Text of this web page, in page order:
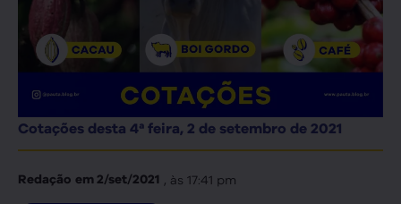
Cotações desta 4ª feira, 2 de setembro de 2021
Redação em 2/set/2021 , às 17:41 pm